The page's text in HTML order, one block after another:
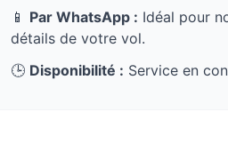
📱 Par WhatsApp : Idéal pour
détails de votre vol.
🕒 Disponibilité : Service en